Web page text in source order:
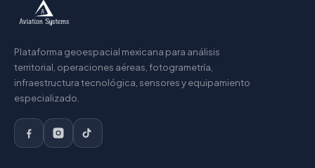
Plataforma geoespacial mexicana para análisis
territorial, operaciones aéreas, fotogrametría,
infraestructura tecnológica, sensores y equipamiento
especializado.